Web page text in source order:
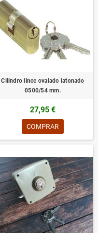
Cilindro lince ovalado latonado
0500/54 mm.
27,95 €
COMPRAR